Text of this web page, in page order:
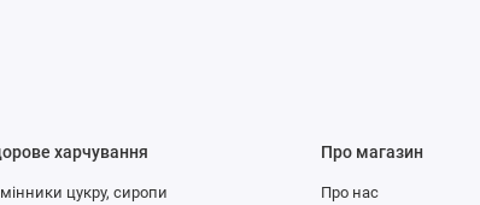
харчування
цукру, сиропи
Про магазин
Про нас